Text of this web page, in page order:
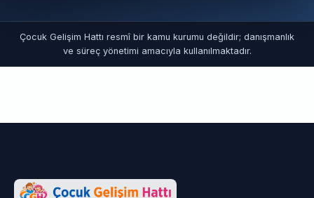
Çocuk Gelişim Hattı resmî bir kamu kurumu değildir; danışmanlık
ve süreç yönetimi amacıyla kullanılmaktadır.